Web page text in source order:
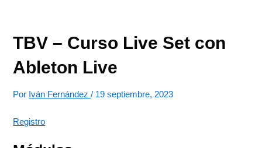
TBV – Curso Live Set con
Ableton Live
Por Iván Fernández/ 19 septiembre, 2023
Registro